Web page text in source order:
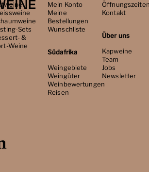
Sets
&
Weine
Mein Konto
Meine
Bestellungen
Wunschliste
Südafrika
Weingebiete
Weingüter
Weinbewertungen
Reisen
Kontakt
Über uns
Kapweine
Team
Jobs
Newsletter